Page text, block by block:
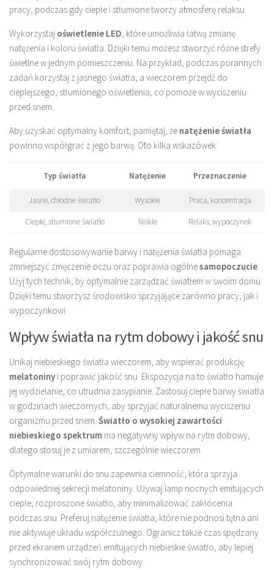
pracy, podczas gdy ciepłe i stłumione tworzy atmosferę relaksu.
Wykorzystaj oświetlenie LED , które umożliwia łatwą zmianę
natężenia i koloru światła. Dzięki temu możesz stworzyć różne strefy
świetlne w jednym pomieszczeniu. Na przykład, podczas porannych
zadań korzystaj z jasnego światła, a wieczorem przejdź do
cieplejszego, stłumionego oświetlenia, co pomoże w wyciszeniu
przed snem.
Aby uzyskać optymalny komfort, pamiętaj, że natężenie światła
powinno współgrać z jego barwą. Oto kilka wskazówek:
Typ światła Natężenie Przeznaczenie
Jasne, chłodne światło Wysokie Praca, koncentracja
Ciepłe, stłumione światło Niskie Relaks, wypoczynek
Regularne dostosowywanie barwy i natężenia światła pomaga
zmniejszyć zmęczenie oczu oraz poprawia ogólnesamopoczucie.
Użyj tych technik, by optymalnie zarządzać światłem w swoim domu.
Dzięki temu stworzysz środowisko sprzyjające zarówno pracy, jak i
wypoczynkowi.
Wpływ światła na rytm dobowy i jakość snu
Unikaj niebieskiego światła wieczorem, aby wspierać produkcję
melatoniny i poprawić jakość snu. Ekspozycja na to światło hamuje
jej wydzielanie, co utrudnia zasypianie. Zastosuj ciepłe barwy światła
w godzinach wieczornych, aby sprzyjać naturalnemu wyciszeniu
organizmu przed snem. Światło o wysokiej zawartości
niebieskiego spektrum ma negatywny wpływ na rytm dobowy,
dlatego stosuj je z umiarem, szczególnie wieczorem.
Optymalne warunki do snu zapewnia ciemność, która sprzyja
odpowiedniej sekrecji melatoniny. Używaj lamp nocnych emitujących
ciepłe, rozproszone światło, aby minimalizować zakłócenia
podczas snu. Preferuj natężenie światła, które nie podnosi tętna ani
nie aktywuje układu współczulnego. Ogranicz także czas spędzany
przed ekranem urządzeń emitujących niebieskie światło, aby lepiej
synchronizować swój rytm dobowy.